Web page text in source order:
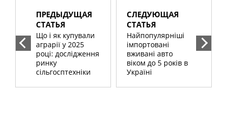
ПРЕДЫДУЩАЯ
СТАТЬЯ
Що і як купували
аграрії у 2025
році: дослідження
ринку
сільгосптехніки
СЛЕДУЮЩАЯ
СТАТЬЯ
Найпопулярніші
імпортовані
вживані авто
віком до 5 років в
Україні